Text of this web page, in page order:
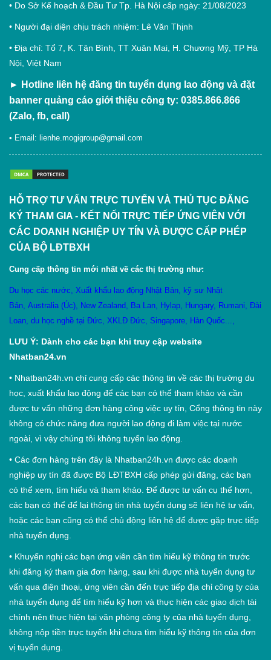
• Do Sở Kế hoạch & Đầu Tư Tp. Hà Nội cấp ngày: 21/08/2023
• Người đại diện chịu trách nhiệm: Lê Văn Thịnh
• Địa chỉ: Tổ 7, K. Tân Bình, TT Xuân Mai, H. Chương Mỹ, TP Hà
Nội, Việt Nam
► Hotline liên hệ đăng tin tuyển dụng lao động và đặt
banner quảng cáo giới thiệu công ty: 0385.866.866
(Zalo, fb, call)
• Email: lienhe.mogigroup@gmail.com
HỖ TRỢ TƯ VẤN TRỰC TUYẾN VÀ THỦ TỤC ĐĂNG
KÝ THAM GIA - KẾT NỐI TRỰC TIẾP ỨNG VIÊN VỚI
CÁC DOANH NGHIỆP UY TÍN VÀ ĐƯỢC CẤP PHÉP
CỦA BỘ LĐTBXH
Cung cấp thông tin mới nhất về các thị trường như:
Du học các nước Xuất khẩu lao động Nhật Bản kỹ sư Nhật
Bản Australia (Úc) New Zealand Ba Lan Hylạp Hungary, Rumani Đài
Loan du học nghề tại Đức XKLĐ Đức Singapore Hàn Quốc
LƯU Ý: Dành cho các bạn khi truy cập website
Nhatban24.vn
• Nhatban24h.vn chỉ cung cấp các thông tin về các thị trường du
học, xuất khẩu lao động để các bạn có thể tham khảo và cần
được tư vấn những đơn hàng công việc uy tín, Cổng thông tin này
không có chức năng đưa người lao động đi làm việc tại nước
ngoài, vì vậy chúng tôi không tuyển lao động.
• Các đơn hàng trên đây là Nhatban24h.vn được các doanh
nghiệp uy tín đã được Bộ LĐTBXH cấp phép gửi đăng, các bạn
có thể xem, tìm hiểu và tham khảo. Để được tư vấn cụ thể hơn,
các bạn có thể để lại thông tin nhà tuyển dụng sẽ liên hệ tư vấn,
hoặc các bạn cũng có thể chủ động liên hệ để được gặp trực tiếp
nhà tuyển dụng.
• Khuyến nghị các bạn ứng viên cần tìm hiểu kỹ thông tin trước
khi đăng ký tham gia đơn hàng, sau khi được nhà tuyển dụng tư
vấn qua điện thoại, ứng viên cần đến trực tiếp địa chỉ công ty của
nhà tuyển dụng để tìm hiểu kỹ hơn và thực hiện các giao dịch tài
chính nên thực hiện tại văn phòng công ty của nhà tuyển dụng,
không nộp tiền trực tuyến khi chưa tìm hiểu kỹ thông tin của đơn
vị tuyển dụng.